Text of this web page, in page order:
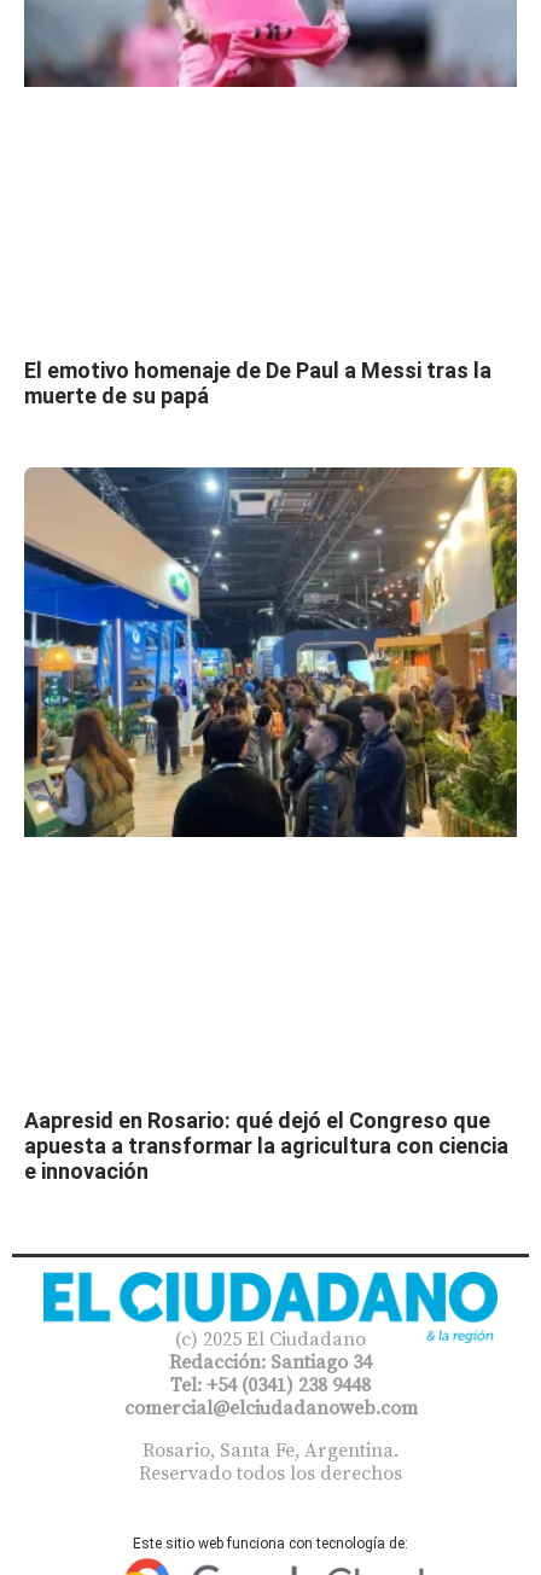
El emotivo homenaje de De Paul a Messi tras la
muerte de su papá
Aapresid en Rosario: qué dejó el Congreso que
apuesta a transformar la agricultura con ciencia
e innovación
(c) 2025 El Ciudadano
Redacción: Santiago 34
Tel: +54 (0341) 238 9448
comercial@elciudadanoweb.com​
Rosario, Santa Fe, Argentina.
Reservado todos los derechos
Este sitio web funciona con tecnología de: